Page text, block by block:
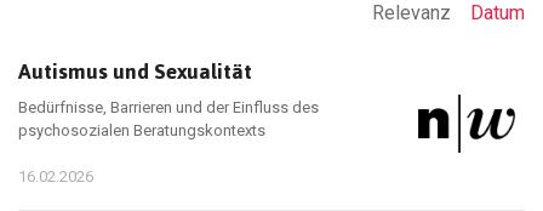
Relevanz Datum
Autismus und Sexualität
Bedürfnisse, Barrieren und der Einfluss des
psychosozialen Beratungskontexts
16.02.2026